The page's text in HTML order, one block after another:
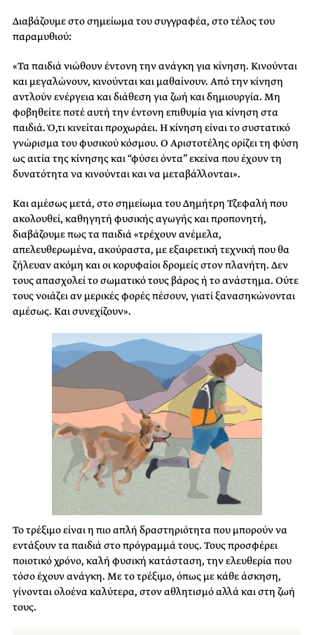
Διαβάζουμε στο σημείωμα του συγγραφέα, στο τέλος του
παραμυθιού:
«Τα παιδιά νιώθουν έντονη την ανάγκη για κίνηση. Κινούνται
και μεγαλώνουν, κινούνται και μαθαίνουν. Από την κίνηση
αντλούν ενέργεια και διάθεση για ζωή και δημιουργία. Μη
φοβηθείτε ποτέ αυτή την έντονη επιθυμία για κίνηση στα
παιδιά. Ό,τι κινείται προχωράει. Η κίνηση είναι το συστατικό
γνώρισμα του φυσικού κόσμου. Ο Αριστοτέλης ορίζει τη φύση
ως αιτία της κίνησης και “φύσει όντα” εκείνα που έχουν τη
δυνατότητα να κινούνται και να μεταβάλλονται».
Και αμέσως μετά, στο σημείωμα του Δημήτρη Τζεφαλή που
ακολουθεί, καθηγητή φυσικής αγωγής και προπονητή,
διαβάζουμε πως τα παιδιά «τρέχουν ανέμελα,
απελευθερωμένα, ακούραστα, με εξαιρετική τεχνική που θα
ζήλευαν ακόμη και οι κορυφαίοι δρομείς στον πλανήτη. Δεν
τους απασχολεί το σωματικό τους βάρος ή το ανάστημα. Ούτε
τους νοιάζει αν μερικές φορές πέσουν, γιατί ξανασηκώνονται
αμέσως. Και συνεχίζουν».
Το τρέξιμο είναι η πιο απλή δραστηριότητα που μπορούν να
εντάξουν τα παιδιά στο πρόγραμμά τους. Τους προσφέρει
ποιοτικό χρόνο, καλή φυσική κατάσταση, την ελευθερία που
τόσο έχουν ανάγκη. Με το τρέξιμο, όπως με κάθε άσκηση,
γίνονται ολοένα καλύτερα, στον αθλητισμό αλλά και στη ζωή
τους.